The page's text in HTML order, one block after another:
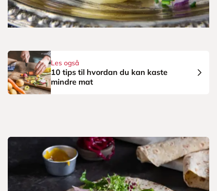
Les også
10 tips til hvordan du kan kaste
mindre mat